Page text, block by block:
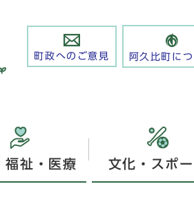
町政へのご意見 阿久比町に
福祉・医療 文化・スポ